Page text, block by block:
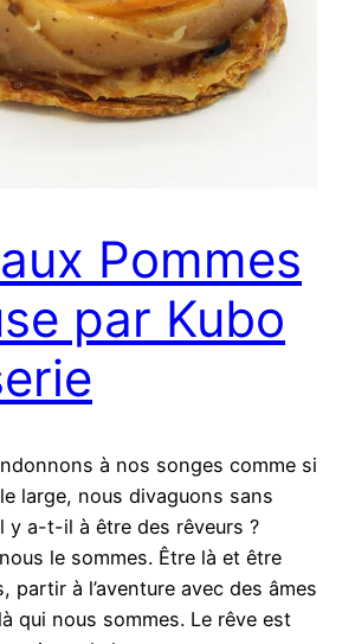
Pommes
par Kubo
à nos songes comme si
large, nous divaguons sans
y a-t-il à être des rêveurs ?
le sommes. Être là et être
partir à l’aventure avec des âmes
qui nous sommes. Le rêve est